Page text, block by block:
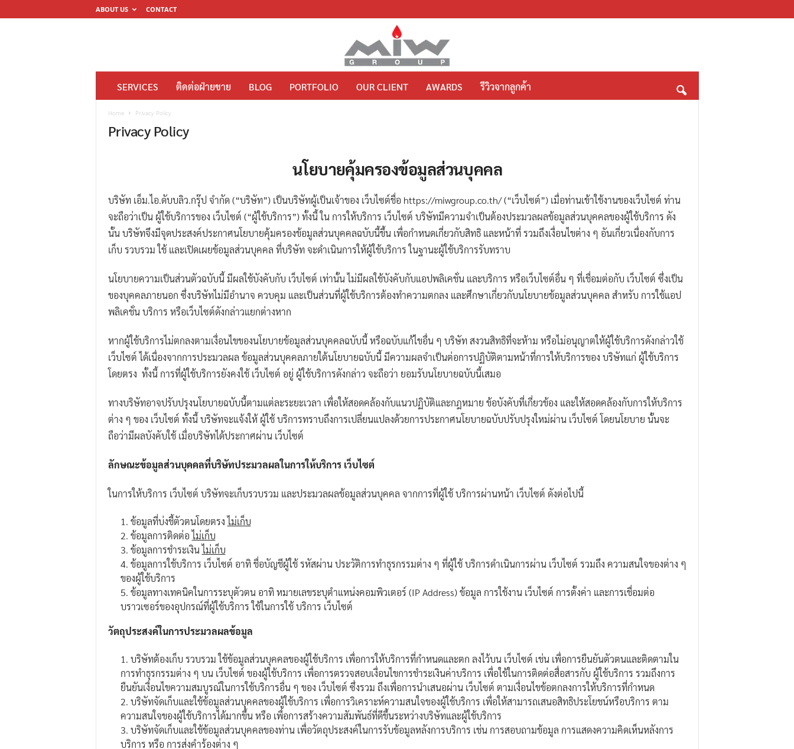
ABOUT US CONTACT
SERVICES ติดต่อฝ่ายขาย BLOG PORTFOLIO OUR CLIENT AWARDS รีวิวจากลูกค้า
Home Privacy Policy
Privacy Policy
นโยบายคุ้มครองข้อมูลส่วนบุคคล
บริษัท เอ็ม.ไอ.ดับบลิว.กรุ๊ป จำกัด (“บริษัท”) เป็นบริษัทผู้เป็นเจ้าของ เว็บไซต์ชื่อ https://miwgroup.co.th/ (“เว็บไซต์”) เมื่อท่านเข้าใช้งานของเว็บไซต์ ท่าน
จะถือว่าเป็น ผู้ใช้บริการของ เว็บไซต์ (“ผู้ใช้บริการ”) ทั้งนี้ ใน การให้บริการ เว็บไซต์ บริษัทมีความจำเป็นต้องประมวลผลข้อมูลส่วนบุคคลของผู้ใช้บริการ ดัง
นั้น บริษัทจึงมีจุดประสงค์ประกาศนโยบายคุ้มครองข้อมูลส่วนบุคคลฉบับนี้ขึ้น เพื่อกำหนดเกี่ยวกับสิทธิ และหน้าที่ รวมถึงเงื่อนไขต่าง ๆ อันเกี่ยวเนื่องกับการ
เก็บ รวบรวม ใช้ และเปิดเผยข้อมูลส่วนบุคคล ที่บริษัท จะดำเนินการให้ผู้ใช้บริการ ในฐานะผู้ใช้บริการรับทราบ
นโยบายความเป็นส่วนตัวฉบับนี้ มีผลใช้บังคับกับ เว็บไซต์ เท่านั้น ไม่มีผลใช้บังคับกับแอปพลิเคชั่น และบริการ หรือเว็บไซต์อื่น ๆ ที่เชื่อมต่อกับ เว็บไซต์ ซึ่งเป็น
ของบุคคลภายนอก ซึ่งบริษัทไม่มีอำนาจ ควบคุม และเป็นส่วนที่ผู้ใช้บริการต้องทำความตกลง และศึกษาเกี่ยวกับนโยบายข้อมูลส่วนบุคคล สำหรับ การใช้แอป
พลิเคชั่น บริการ หรือเว็บไซต์ดังกล่าวแยกต่างหาก
หากผู้ใช้บริการไม่ตกลงตามเงื่อนไขของนโยบายข้อมูลส่วนบุคคลฉบับนี้ หรือฉบับแก้ไขอื่น ๆ บริษัท สงวนสิทธิที่จะห้าม หรือไม่อนุญาตให้ผู้ใช้บริการดังกล่าวใช้
เว็บไซต์ ได้เนื่องจากการประมวลผล ข้อมูลส่วนบุคคลภายใต้นโยบายฉบับนี้ มีความผลจำเป็นต่อการปฏิบัติตามหน้าที่การให้บริการของ บริษัทแก่ ผู้ใช้บริการ
โดยตรง ทั้งนี้ การที่ผู้ใช้บริการยังคงใช้ เว็บไซต์ อยู่ ผู้ใช้บริการดังกล่าว จะถือว่า ยอมรับนโยบายฉบับนี้เสมอ
ทางบริษัทอาจปรับปรุงนโยบายฉบับนี้ตามแต่ละระยะเวลา เพื่อให้สอดคล้องกับแนวปฏิบัติและกฎหมาย ข้อบังคับที่เกี่ยวข้อง และให้สอดคล้องกับการให้บริการ
ต่าง ๆ ของ เว็บไซต์ ทั้งนี้ บริษัทจะแจ้งให้ ผู้ใช้ บริการทราบถึงการเปลี่ยนแปลงด้วยการประกาศนโยบายฉบับปรับปรุงใหม่ผ่าน เว็บไซต์ โดยนโยบาย นั้นจะ
ถือว่ามีผลบังคับใช้ เมื่อบริษัทได้ประกาศผ่าน เว็บไซต์
ลักษณะข้อมูลส่วนบุคคลที่บริษัทประมวลผลในการให้บริการ เว็บไซต์
ในการให้บริการ เว็บไซต์ บริษัทจะเก็บรวบรวม และประมวลผลข้อมูลส่วนบุคคล จากการที่ผู้ใช้ บริการผ่านหน้า เว็บไซต์ ดังต่อไปนี้
ข้อมูลที่บ่งชี้ตัวตนโดยตรงไม่เก็บ
ข้อมูลการติดต่อไม่เก็บ
ข้อมูลการชำระเงินไม่เก็บ
ข้อมูลการใช้บริการ เว็บไซต์ อาทิ ชื่อบัญชีผู้ใช้ รหัสผ่าน ประวัติการทำธุรกรรมต่าง ๆ ที่ผู้ใช้ บริการดำเนินการผ่าน เว็บไซต์ รวมถึง ความสนใจของต่าง ๆ
ของผู้ใช้บริการ
ข้อมูลทางเทคนิคในการระบุตัวตน อาทิ หมายเลขระบุตำแหน่งคอมพิวเตอร์ (IP Address) ข้อมูล การใช้งาน เว็บไซต์ การตั้งค่า และการเชื่อมต่อ
บราวเซอร์ของอุปกรณ์ที่ผู้ใช้บริการ ใช้ในการใช้ บริการ เว็บไซต์
วัตถุประสงค์ในการประมวลผลข้อมูล
บริษัทต้องเก็บ รวบรวม ใช้ข้อมูลส่วนบุคคลของผู้ใช้บริการ เพื่อการให้บริการที่กำหนดและตก ลงไว้บน เว็บไซต์ เช่น เพื่อการยืนยันตัวตนและติดตามใน
การทำธุรกรรมต่าง ๆ บน เว็บไซต์ ของผู้ใช้บริการ เพื่อการตรวจสอบเงื่อนไขการชำระเงินค่าบริการ เพื่อใช้ในการติดต่อสื่อสารกับ ผู้ใช้บริการ รวมถึงการ
ยืนยันเงื่อนไขความสมบูรณ์ในการใช้บริการอื่น ๆ ของ เว็บไซต์ ซึ่งรวม ถึงเพื่อการนำเสนอผ่าน เว็บไซต์ ตามเงื่อนไขข้อตกลงการให้บริการที่กำหนด
บริษัทจัดเก็บและใช้ข้อมูลส่วนบุคคลของผู้ใช้บริการ เพื่อการวิเคราะห์ความสนใจของผู้ใช้บริการ เพื่อให้สามารถเสนอสิทธิประโยชน์หรือบริการ ตาม
ความสนใจของผู้ใช้บริการได้มากขึ้น หรือ เพื่อการสร้างความสัมพันธ์ที่ดีขึ้นระหว่างบริษัทและผู้ใช้บริการ
บริษัทจัดเก็บและใช้ข้อมูลส่วนบุคคลของท่าน เพื่อวัตถุประสงค์ในการรับข้อมูลหลังการบริการ เช่น การสอบถามข้อมูล การแสดงความคิดเห็นหลังการ
บริการ หรือ การส่งคำร้องต่าง ๆ